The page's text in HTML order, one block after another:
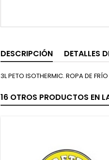
DESCRIPCIÓN DETALLES
3L PETO ISOTHERMIC. ROPA DE
16 OTROS PRODUCTOS EN